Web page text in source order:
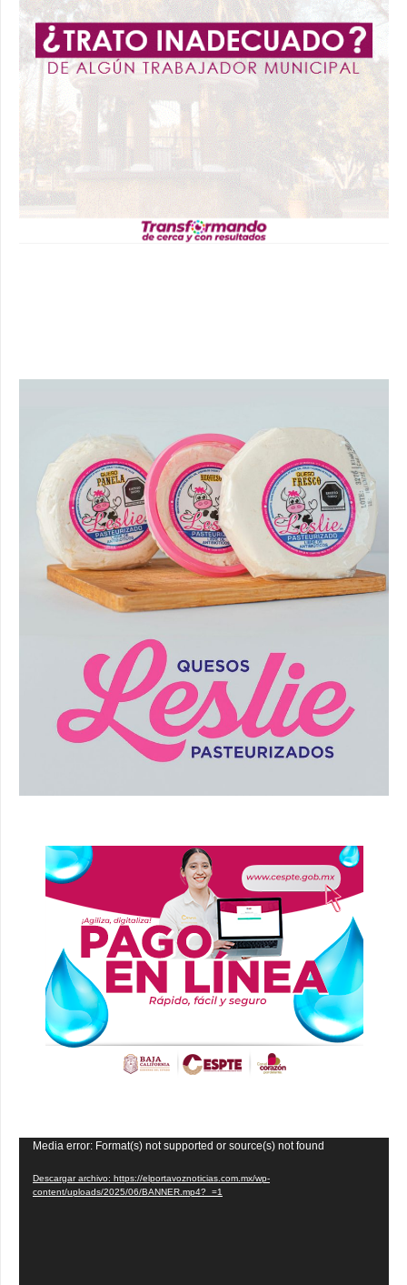
Reproductor
vídeo
Media error: Format(s) not supported or source(s) not found
Descargar archivo: https://elportavoznoticias.com.mx/wp-
content/uploads/2025/06/BANNER.mp4?_=1